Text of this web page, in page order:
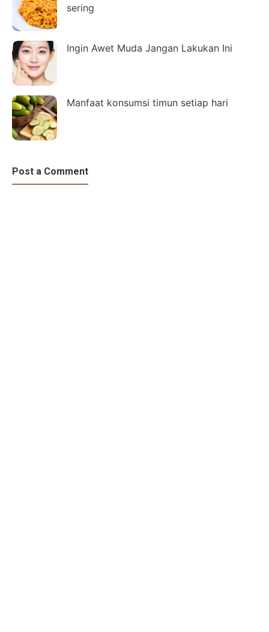
sering
Ingin Awet Muda Jangan Lakukan Ini
Manfaat konsumsi timun setiap hari
Post a Comment